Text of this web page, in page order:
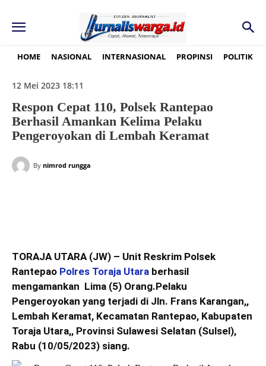
HOME NASIONAL INTERNASIONAL PROPINSI POLITIK
12 Mei 2023 18:11
Respon Cepat 110, Polsek Rantepao
Berhasil Amankan Kelima Pelaku
Pengeroyokan di Lembah Keramat
By nimrod rungga
TORAJA UTARA (JW) – Unit Reskrim Polsek
Rantepao Polres Toraja Utara berhasil
mengamankan Lima (5) Orang.Pelaku
Pengeroyokan yang terjadi di Jln. Frans Karangan,,
Lembah Keramat, Kecamatan Rantepao, Kabupaten
Toraja Utara,, Provinsi Sulawesi Selatan (Sulsel),
Rabu (10/05/2023) siang.